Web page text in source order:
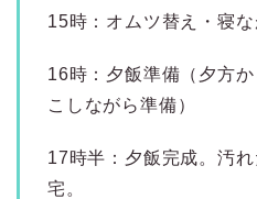
15時：オムツ替え・寝
16時：夕飯準備（夕方
こしながら準備）
17時半：夕飯完成。汚
宅。